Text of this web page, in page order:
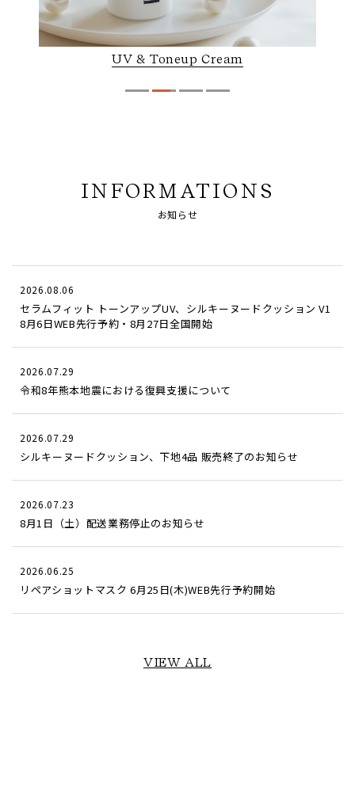
UV & Toneup Cream
INFORMATIONS
お知らせ
2026.08.06
セラムフィット トーンアップUV、シルキーヌードクッション V1
8月6日WEB先行予約・8月27日全国開始
2026.07.29
令和8年熊本地震における復興支援について
2026.07.29
シルキーヌードクッション、下地4品 販売終了のお知らせ
2026.07.23
8月1日（土）配送業務停止のお知らせ
2026.06.25
リペアショットマスク 6月25日(木)WEB先行予約開始
VIEW ALL